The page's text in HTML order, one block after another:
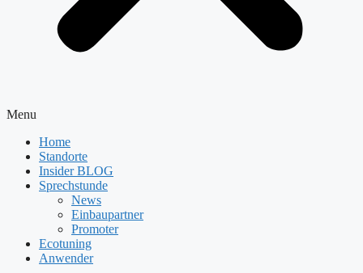
Menu
Home
Standorte
Insider BLOG
Sprechstunde
News
Einbaupartner
Promoter
Ecotuning
Anwender